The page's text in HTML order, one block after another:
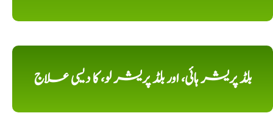
بلڈ پریشر ہائی، اور بلڈ پریشر لو، کا دیسی علاج